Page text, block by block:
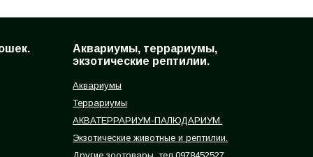
Аквариумы, террариумы,
экзотические рептилии.
Аквариумы
Террариумы
АКВАТЕРРАРИУМ-ПАЛЮДАРИУМ.
Экзотические животные и рептилии.